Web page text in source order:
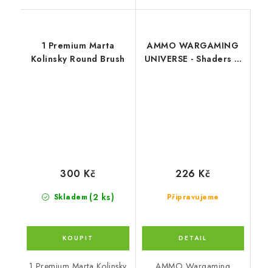
1 Premium Marta
Kolinsky Round Brush
Skladem (2 ks)
300 Kč
AMMO WARGAMING
UNIVERSE - Shaders &
Připravujeme
226 Kč